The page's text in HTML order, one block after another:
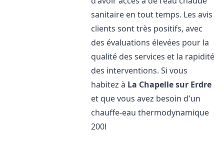
sanitaire en tout temps. Les avis
clients sont très positifs, avec
des évaluations élevées pour la
qualité des services et la rapidité
des interventions. Si vous
habitez à La Chapelle sur Erdre
et que vous avez besoin d'un
chauffe-eau thermodynamique
200l